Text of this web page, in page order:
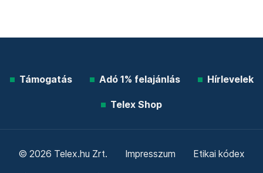
Támogatás Adó 1% felajánlás Hírlevelek
Telex Shop
© 2026 Telex.hu Zrt. Impresszum Etikai kódex